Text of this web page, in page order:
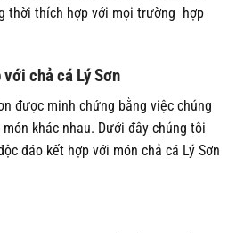
thời thích hợp với mọi trường hợp
chả cá Lý Sơn
được minh chứng bằng việc chúng
khác nhau. Dưới đây chúng tôi
đáo kết hợp với món chả cá Lý Sơn